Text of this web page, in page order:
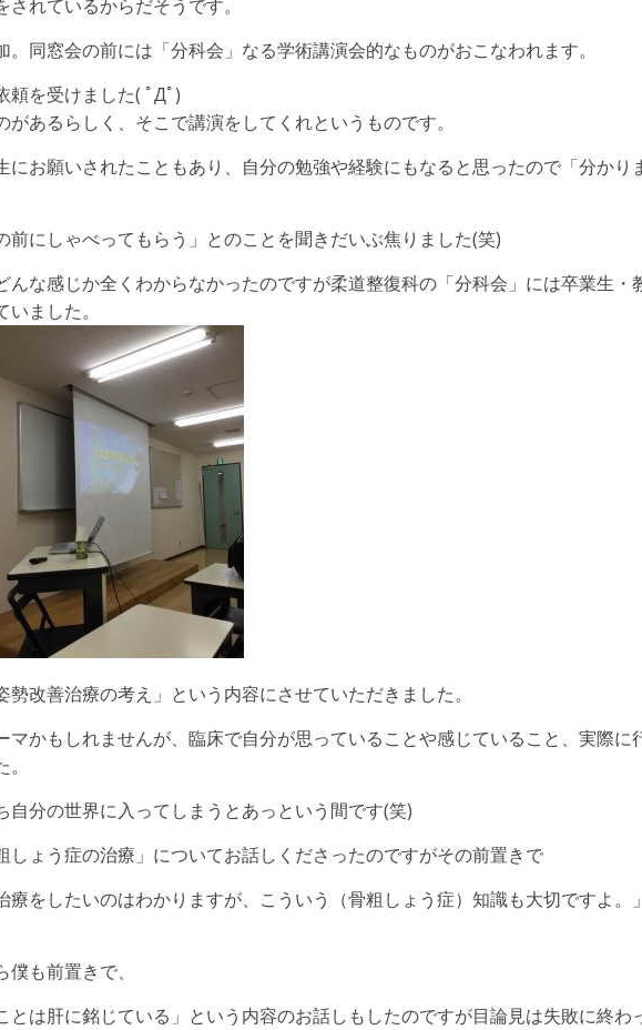
れているからだそうです。
同窓会の前には「分科会」なる学術講演会的なものがおこなわれます。
頼を受けました( ﾟДﾟ)
あるらしく、そこで講演をしてくれというものです。
お願いされたこともあり、自分の勉強や経験にもなると思ったので「分かり
前にしゃべってもらう」とのことを聞きだいぶ焦りました(笑)
んな感じか全くわからなかったのですが柔道整復科の「分科会」には卒業生・
ました。
改善治療の考え」という内容にさせていただきました。
マかもしれませんが、臨床で自分が思っていることや感じていること、実際に
分の世界に入ってしまうとあっという間です(笑)
しょう症の治療」についてお話しくださったのですがその前置きで
療をしたいのはわかりますが、こういう（骨粗しょう症）知識も大切ですよ。」
も前置きで、
とは肝に銘じている」という内容のお話しもしたのですが目論見は失敗に終わ